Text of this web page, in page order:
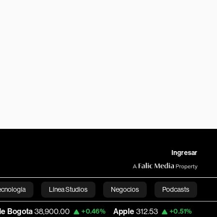
Ingresar
Línea Studios Negocios Podcasts
English
+0.46% Apple 312.53 +0.51% USD COP 3,159.39